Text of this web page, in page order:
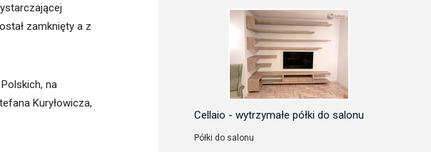
zamknięty a z
na
Kuryłowicza,
Cellaio - wytrzymałe półki do salonu
Półki do salonu